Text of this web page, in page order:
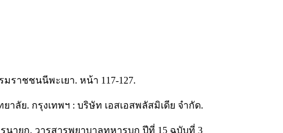
าชชนนีพะเยา. หน้า 117-127.
ลัย. กรุงเทพฯ : บริษัท เอสเอสพลัสมิเดีย จำกัด.
ายก. วารสารพยาบาลทหารบก ปีที่ 15 ฉบับที่ 3